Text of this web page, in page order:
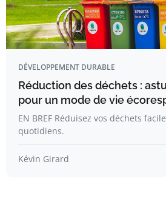
DÉVELOPPEMENT DURABLE
Réduction des déchets :
pour un mode de vie
EN BREF Réduisez vos déchets
quotidiens.
Kévin Girard